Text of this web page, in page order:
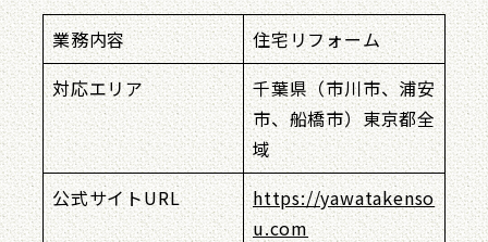
業務内容
住宅リフォーム
対応エリア
千葉県（市川市、浦安
市、船橋市）東京都全
域
公式サイトURL
https://yawatakenso
u.com